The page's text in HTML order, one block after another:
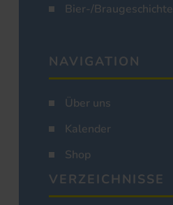
Bier-/Braugeschichte
NAVIGATION
Über uns
Kalender
Shop
VERZEICHNISSE